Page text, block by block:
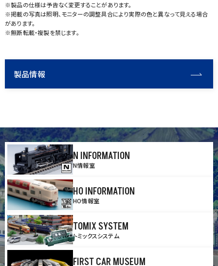
※製品の仕様は予告なく変更することがあります。
※掲載の写真は照明、モニターの調整具合により実際の色と異なって見える場合
があります。
※無断転載・複製を禁じます。
製品情報
N INFORMATION
N情報室
HO INFORMATION
HO情報室
TOMIX SYSTEM
トミックスシステム
FIRST CAR MUSEUM